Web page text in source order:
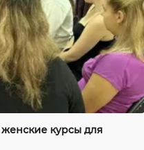
женские курсы для